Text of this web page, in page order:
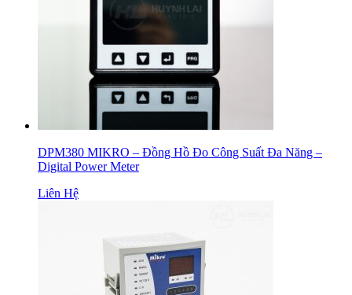
DPM380 MIKRO – Đồng Hồ Đo Công Suất Đa Năng –
Digital Power Meter
Liên Hệ